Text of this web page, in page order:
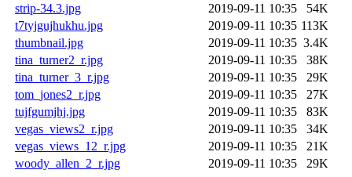
strip-34.3.jpg
2019-09-11 10:35
54K
t7tyjgujhukhu.jpg
2019-09-11 10:35 113K
thumbnail.jpg
2019-09-11 10:35 3.4K
tina_turner2_r.jpg
2019-09-11 10:35
38K
tina_turner_3_r.jpg
2019-09-11 10:35
29K
tom_jones2_r.jpg
2019-09-11 10:35
27K
tujfgumjhj.jpg
2019-09-11 10:35
83K
vegas_views2_r.jpg
2019-09-11 10:35
34K
vegas_views_12_r.jpg
2019-09-11 10:35
21K
woody_allen_2_r.jpg
2019-09-11 10:35 29K